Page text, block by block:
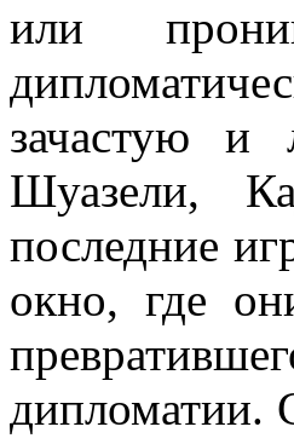
или
зачастую и
Шуазели,
последние
окно, где
дипломатии.